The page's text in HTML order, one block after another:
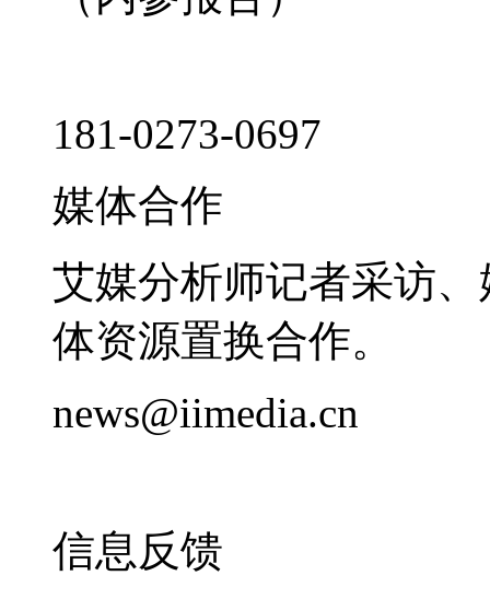
181-0273-0697
媒体合作
艾媒分析师记者采访
体资源置换合作。
news@iimedia.cn
信息反馈